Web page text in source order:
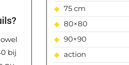
bij
75 cm
80×80
90×90
action